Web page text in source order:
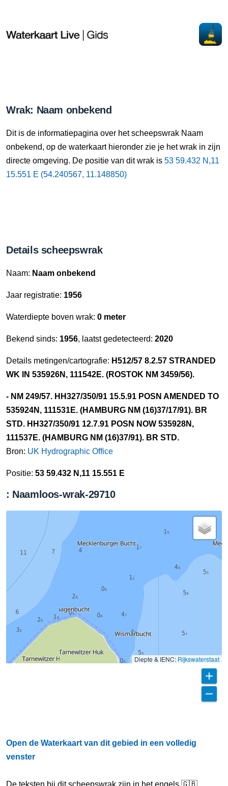
Wrak: Naam onbekend
Dit is de informatiepagina over het scheepswrak Naam
onbekend, op de waterkaart hieronder zie je het wrak in zijn
directe omgeving. De positie van dit wrak is 53 59.432 N,11
15.551 E (54.240567, 11.148850)
Details scheepswrak
Naam: Naam onbekend
Jaar registratie: 1956
Waterdiepte boven wrak: 0 meter
Bekend sinds: 1956, laatst gedetecteerd: 2020
Details metingen/cartografie: H512/57 8.2.57 STRANDED
WK IN 535926N, 111542E. (ROSTOK NM 3459/56).
- NM 249/57. HH327/350/91 15.5.91 POSN AMENDED TO
535924N, 111531E. (HAMBURG NM (16)37/17/91). BR
STD. HH327/350/91 12.7.91 POSN NOW 535928N,
111537E. (HAMBURG NM (16)37/91). BR STD.
Bron: UK Hydrographic Office
Positie: 53 59.432 N,11 15.551 E
: Naamloos-wrak-29710
Diepte & IENC: Rijkswaterstaat
Open de Waterkaart van dit gebied in een volledig
venster
De teksten bij dit scheepswrak zijn in het engels 🇬🇧,